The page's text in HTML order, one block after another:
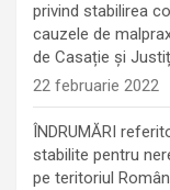
privind stabilirea
cauzele de
de Casație și
22 februarie 2022
ÎNDRUMĂRI
stabilite pentru
pe teritoriul